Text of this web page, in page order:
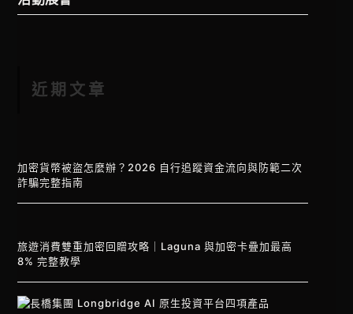
近期文章
加密貨幣被盜怎麼辦？2026 自行追蹤資金流向與防範二次
詐騙完整指南
旅遊消費雙重加密回贈攻略｜Laguna 與加密卡疊加最高
8% 完整教學